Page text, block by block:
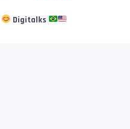
Digitalks